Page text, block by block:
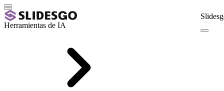
Herramientas de IA